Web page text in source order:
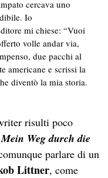
cercava uno
Io
mi chiese: “Vuoi
volle andar via,
due pacchi al
americane e scrissi la
diventò la mia storia.
risulti poco
Mein Weg durch die
parlare di un
Littner, come